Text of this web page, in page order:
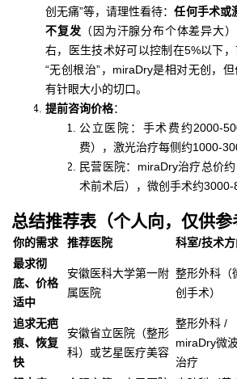
创无痛”等，请理性看待：任何手术或
不复发 （因为汗腺分布个体差异大
右，医生技术好可以控制在5%以下
“无创根治”，miraDry是相对无创，
有针眼大小的切口。
提前咨询价格：
公立医院：手术费约2000-
费），激光治疗每侧约1000-
民营医院：miraDry治疗总价
术前术后），微创手术约3000-
总结推荐表（个人向，仅供参
你的需求 推荐医院 科室/技术
最求彻
底、价格
适中
安徽医科大学第一附
属医院
整形外科（
创手术）
追求无疤
痕、恢复
快
安徽省立医院（整形
科）或艺星医疗美容
整形外科 /
miraDry微
治疗